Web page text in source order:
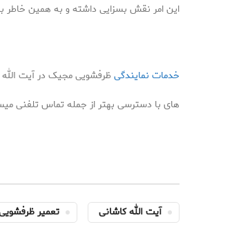
این امر نقش بسزایی داشته و به همین خاطر
خدمات نمایندگی ظرفشویی مجیک در آیت الله
های با دسترسی بهتر از جمله تماس تلفنی
آیت الله کاشانی تعمیر